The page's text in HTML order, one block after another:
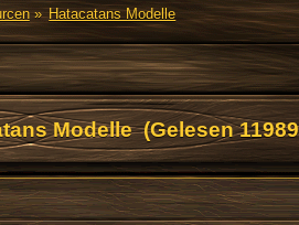
» Hatacatans Modelle
Modelle (Gelesen